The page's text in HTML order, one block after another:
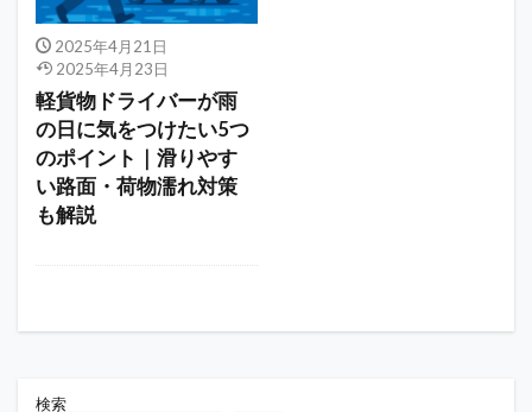
2025年4月21日
2025年4月23日
軽貨物ドライバーが雨
の日に気をつけたい5つ
のポイント｜滑りやす
い路面・荷物濡れ対策
も解説
検索